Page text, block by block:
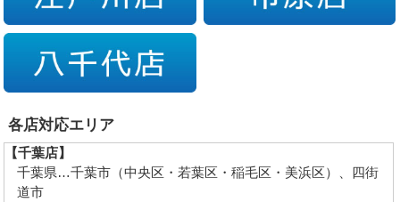
各店対応エリア
【千葉店】
千葉県…千葉市（中央区・若葉区・稲毛区・美浜区）、四街
道市